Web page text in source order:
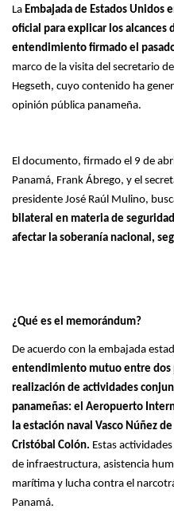
La Embajada de Estados Unidos
oficial para explicar los alcances
entendimiento firmado el
marco de la visita del secretario
Hegseth, cuyo contenido ha
opinión pública panameña.
El documento, firmado el 9 de
Panamá, Frank Ábrego, y el
presidente José Raúl Mulino,
bilateral en materia de
afectar la soberanía nacional,
¿Qué es el memorándum?
De acuerdo con la embajada
entendimiento mutuo entre dos
realización de actividades
panameñas: el Aeropuerto
la estación naval Vasco Núñez
Cristóbal Colón. Estas
de infraestructura, asistencia
marítima y lucha contra el
Panamá.